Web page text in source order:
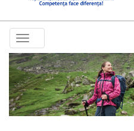
Toggle
navigation